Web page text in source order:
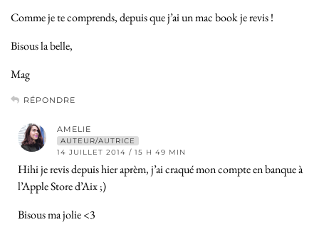
Comme je te comprends, depuis que j’ai un mac book je revis !
Bisous la belle,
Mag
RÉPONDRE
AMELIE
AUTEUR/AUTRICE
14 JUILLET 2014 / 15 H 49 MIN
Hihi je revis depuis hier aprèm, j’ai craqué mon compte en banque à
l’Apple Store d’Aix ;)
Bisous ma jolie <3